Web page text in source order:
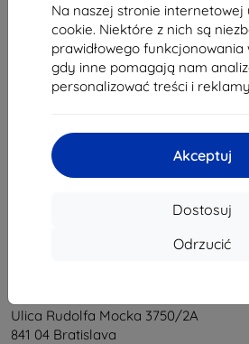
Na naszej stronie
cookie. Niektóre z nich są
prawidłowego
gdy inne pomagają nam
personalizować treści i
Akceptuj
Dostosuj
Odrzucić
Ulica Rudolfa Mocka 3750/2A
841 04 Bratislava